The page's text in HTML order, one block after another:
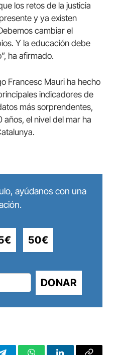
los retos de la justicia
y ya existen
cambiar el
Y la educación debe
ha afirmado.
Francesc Mauri ha hecho
indicadores de
más sorprendentes,
el nivel del mar ha
ayúdanos con una
50€
DONAR